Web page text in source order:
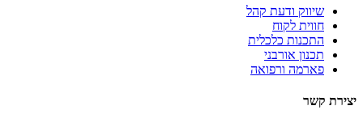
שיווק ודעת קהל
חווית לקוח
התכנות כלכלית
תכנון אורבני
פארמה ורפואה
יצירת קשר